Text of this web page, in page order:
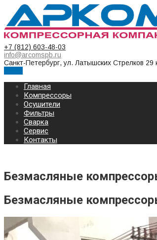
+7 (812) 603-48-03
info@arcomspb.ru
Санкт-Петербург, ул. Латышских Стрелков 29
Главная
Компрессоры
Осушители
Фильтры
Сварка
Сервис
Контакты
Безмасляные
Безмасляные